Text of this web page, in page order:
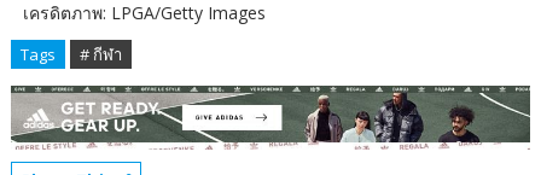
เครดิตภาพ: LPGA/Getty Images
Tags # กีฬา